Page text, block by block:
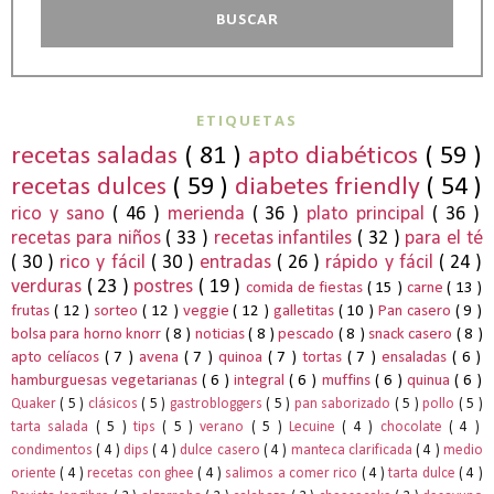
ETIQUETAS
recetas saladas ( 81 ) apto diabéticos ( 59 )
recetas dulces ( 59 ) diabetes friendly ( 54 )
rico y sano ( 46 ) merienda ( 36 ) plato principal ( 36 )
recetas para niños ( 33 ) recetas infantiles ( 32 ) para el té
( 30 ) rico y fácil ( 30 ) entradas ( 26 ) rápido y fácil ( 24 )
verduras ( 23 ) postres ( 19 ) comida de fiestas ( 15 ) carne( 13 )
frutas ( 12 ) sorteo( 12 ) veggie( 12 ) galletitas ( 10 ) Pan casero ( 9 )
bolsa para horno knorr ( 8 ) noticias( 8 )pescado ( 8 ) snack casero ( 8 )
apto celíacos ( 7 ) avena ( 7 ) quinoa ( 7 ) tortas ( 7 )ensaladas ( 6 )
hamburguesas vegetarianas( 6 )integral( 6 ) muffins ( 6 ) quinua ( 6 )
Quaker( 5 ) clásicos( 5 ) gastrobloggers( 5 ) pan saborizado ( 5 )pollo ( 5 )
tarta salada ( 5 )tips( 5 )verano ( 5 ) Lecuine( 4 ) chocolate ( 4 )
condimentos( 4 )dips( 4 )dulce casero ( 4 ) manteca clarificada( 4 )medio
oriente( 4 )recetas con ghee( 4 ) salimos a comer rico ( 4 )tarta dulce( 4 )